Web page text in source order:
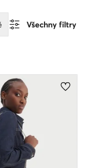
Všechny filtry